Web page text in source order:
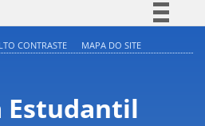
Acesso à informação
CONTRASTE MAPA DO SITE
Estudantil